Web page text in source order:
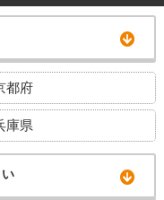
都府
庫県